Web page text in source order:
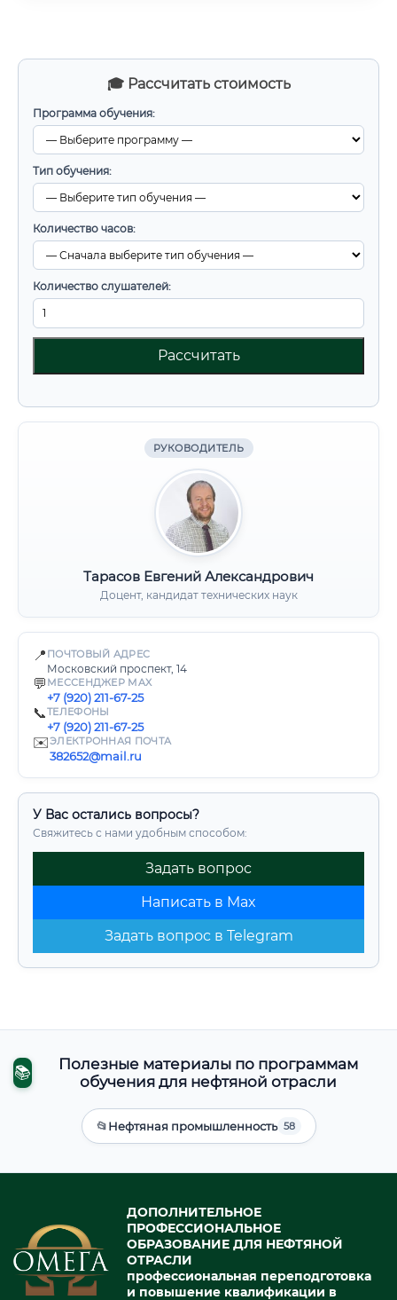
🎓 Рассчитать стоимость
Программа обучения:
Тип обучения:
Количество часов:
Количество слушателей:
Рассчитать
РУКОВОДИТЕЛЬ
Тарасов Евгений Александрович
Доцент, кандидат технических наук
📍 ПОЧТОВЫЙ АДРЕС
Московский проспект, 14
💬 МЕССЕНДЖЕР MAX
+7 (920) 211-67-25
📞ТЕЛЕФОНЫ
+7 (920) 211-67-25
✉️ЭЛЕКТРОННАЯ ПОЧТА
382652@mail.ru
У Вас остались вопросы?
Свяжитесь с нами удобным способом:
Задать вопрос
Написать в Max
Задать вопрос в Telegram
📚
Полезные материалы по программам
обучения для нефтяной отрасли
📂Нефтяная промышленность 58
ДОПОЛНИТЕЛЬНОЕ
ПРОФЕССИОНАЛЬНОЕ
ОБРАЗОВАНИЕ ДЛЯ НЕФТЯНОЙ
ОТРАСЛИ
профессиональная переподготовка
и повышение квалификации в